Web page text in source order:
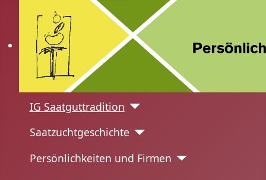
IG Saatguttradition
Saatzuchtgeschichte
Persönlichkeiten und Firmen